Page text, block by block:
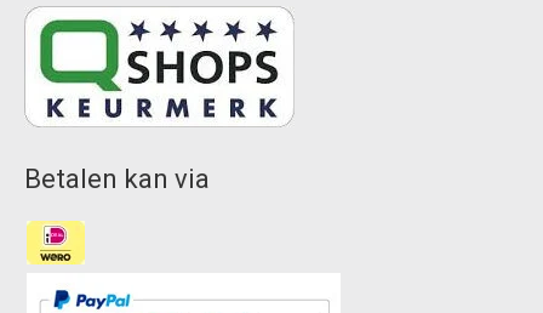
Betalen kan via